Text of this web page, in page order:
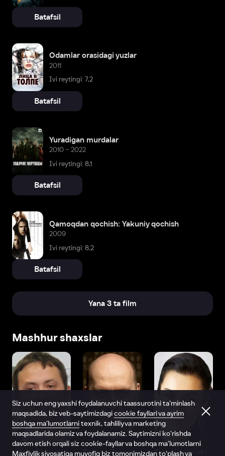
Batafsil
Odamlar orasidagi yuzlar
2011
Ivi reytingi: 7,2
Batafsil
Yuradigan murdalar
2010 – 2022
Ivi reytingi: 8,1
Batafsil
Qamoqdan qochish: Yakuniy qochish
2009
Ivi reytingi: 8,2
Batafsil
Yana 3 ta film
Mashhur shaxslar
Vitaliy Shlyappo Sergey Burunov Tina Kandelaki
Siz uchun eng yaxshi foydalanuvchi taassurotini ta’minlash
maqsadida, biz veb-saytimizdagicookie fayllari va ayrim
boshqa ma’lumotlarnitexnik, tahliliy va marketing
maqsadlarida olamiz va foydalanamiz. Saytimizni ko‘rishda
davom etish orqali siz cookie-fayllar va boshqa ma’lumotlarni
Maxfiylik siyosatiga muvofiq biz tomonimizdan to‘plash va